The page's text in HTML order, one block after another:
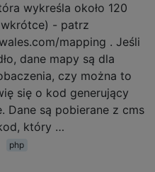
wykreśla około 120
- patrz
mapping . Jeśli
dane mapy są dla
czy można to
się o kod generujący
Dane są pobierane z cms
który …
php